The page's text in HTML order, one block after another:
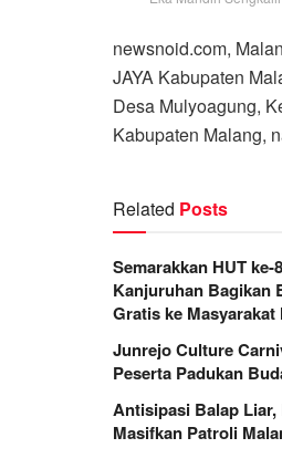
newsnoid.com,
JAYA Kabupaten
Desa Mulyoagung,
Kabupaten Malang,
Related Posts
Semarakkan HUT
Kanjuruhan Bagikan
Gratis ke Masyarakat
Junrejo Culture
Peserta Padukan
Antisipasi Balap
Masifkan Patroli